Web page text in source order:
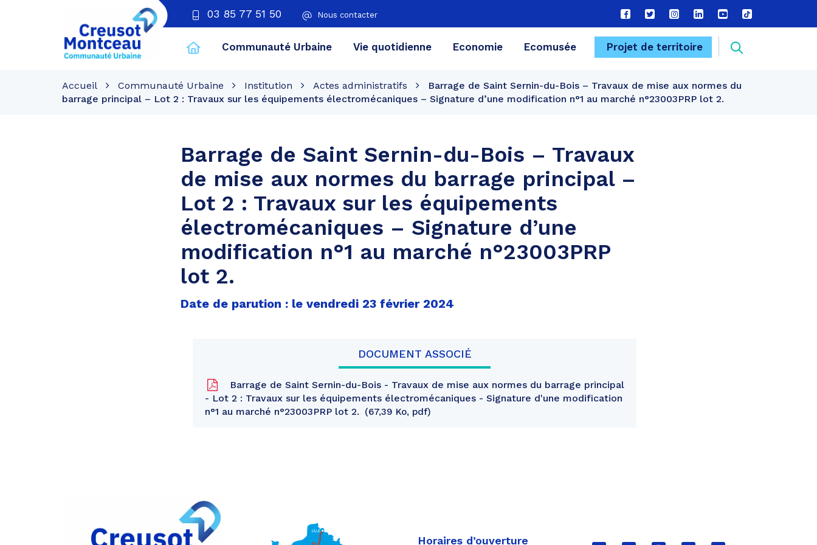
03 85 77 51 50 Nous contacter
Lien
vers
compte
Lien
vers
compte
Lien
vers
compte
Lien
vers
compte
Lien
vers
chaîne
Lien
vers
Creusot
Montceau
Communauté Urbaine Vie quotidienne Economie Ecomusée Projet de territoire
FERMER
Accueil Communauté Urbaine Institution Actes administratifs
Barrage de Saint Sernin-du-Bois – Travaux de mise aux normes du
barrage principal – Lot 2 : Travaux sur les équipements électromécaniques – Signature d’une modification n°1 au marché n°23003PRP lot 2.
Barrage de Saint Sernin-du-Bois – Travaux
de mise aux normes du barrage principal –
Lot 2 : Travaux sur les équipements
électromécaniques – Signature d’une
modification n°1 au marché n°23003PRP
lot 2.
Date de parution : le vendredi 23 février 2024
DOCUMENT ASSOCIÉ
Barrage de Saint Sernin-du-Bois - Travaux de mise aux normes du barrage principal
- Lot 2 : Travaux sur les équipements électromécaniques - Signature d'une modification
n°1 au marché n°23003PRP lot 2.
67,39 Ko, pdf
Partager
sur
Horaires d’ouverture